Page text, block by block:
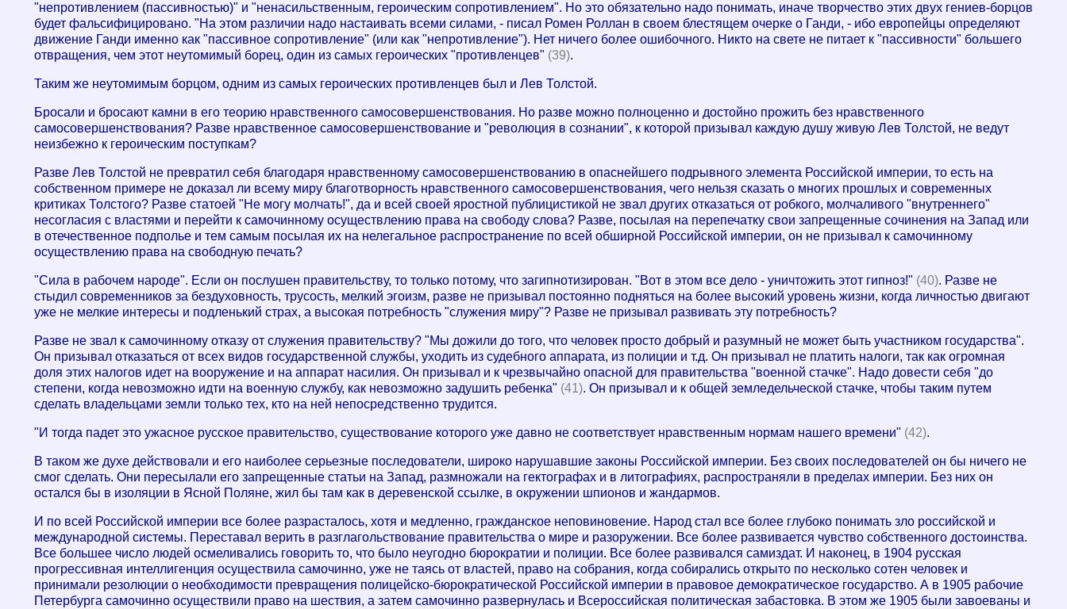
"непротивлением (пассивностью)" и "ненасильственным, героическим сопротивлением". Но это обязательно надо понимать, иначе творчество этих двух гениев-борцов
будет фальсифицировано. "На этом различии надо настаивать всеми силами, - писал Ромен Роллан в своем блестящем очерке о Ганди, - ибо европейцы определяют
движение Ганди именно как "пассивное сопротивление" (или как "непротивление"). Нет ничего более ошибочного. Никто на свете не питает к "пассивности" большего
отвращения, чем этот неутомимый борец, один из самых героических "противленцев" (39).
Таким же неутомимым борцом, одним из самых героических противленцев был и Лев Толстой.
Бросали и бросают камни в его теорию нравственного самосовершенствования. Но разве можно полноценно и достойно прожить без нравственного
самосовершенствования? Разве нравственное самосовершенствование и "революция в сознании", к которой призывал каждую душу живую Лев Толстой, не ведут
неизбежно к героическим поступкам?
Разве Лев Толстой не превратил себя благодаря нравственному самосовершенствованию в опаснейшего подрывного элемента Российской империи, то есть на
собственном примере не доказал ли всему миру благотворность нравственного самосовершенствования, чего нельзя сказать о многих прошлых и современных
критиках Толстого? Разве статоей "Не могу молчать!", да и всей своей яростной публицистикой не звал других отказаться от робкого, молчаливого "внутреннего"
несогласия с властями и перейти к самочинному осуществлению права на свободу слова? Разве, посылая на перепечатку свои запрещенные сочинения на Запад или
в отечественное подполье и тем самым посылая их на нелегальное распространение по всей обширной Российской империи, он не призывал к самочинному
осуществлению права на свободную печать?
"Сила в рабочем народе". Если он послушен правительству, то только потому, что загипнотизирован. "Вот в этом все дело - уничтожить этот гипноз!" (40). Разве не
стыдил современников за бездуховность, трусость, мелкий эгоизм, разве не призывал постоянно подняться на более высокий уровень жизни, когда личностью двигают
уже не мелкие интересы и подленький страх, а высокая потребность "служения миру"? Разве не призывал развивать эту потребность?
Разве не звал к самочинному отказу от служения правительству? "Мы дожили до того, что человек просто добрый и разумный не может быть участником государства".
Он призывал отказаться от всех видов государственной службы, уходить из судебного аппарата, из полиции и т.д. Он призывал не платить налоги, так как огромная
доля этих налогов идет на вооружение и на аппарат насилия. Он призывал и к чрезвычайно опасной для правительства "военной стачке". Надо довести себя "до
степени, когда невозможно идти на военную службу, как невозможно задушить ребенка" (41). Он призывал и к общей земледельческой стачке, чтобы таким путем
сделать владельцами земли только тех, кто на ней непосредственно трудится.
"И тогда падет это ужасное русское правительство, существование которого уже давно не соответствует нравственным нормам нашего времени" (42).
В таком же духе действовали и его наиболее серьезные последователи, широко нарушавшие законы Российской империи. Без своих последователей он бы ничего не
смог сделать. Они пересылали его запрещенные статьи на Запад, размножали на гектографах и в литографиях, распространяли в пределах империи. Без них он
остался бы в изоляции в Ясной Поляне, жил бы там как в деревенской ссылке, в окружении шпионов и жандармов.
И по всей Российской империи все более разрасталось, хотя и медленно, гражданское неповиновение. Народ стал все более глубоко понимать зло российской и
международной системы. Переставал верить в разглагольствование правительства о мире и разоружении. Все более развивается чувство собственного достоинства.
Все большее число людей осмеливались говорить то, что было неугодно бюрократии и полиции. Все более развивался самиздат. И наконец, в 1904 русская
прогрессивная интеллигенция осуществила самочинно, уже не таясь от властей, право на собрания, когда собирались открыто по несколько сотен человек и
принимали резолюции о необходимости превращения полицейско-бюрократической Российской империи в правовое демократическое государство. А в 1905 рабочие
Петербурга самочинно осуществили право на шествия, а затем самочинно развернулась и Всероссийская политическая забастовка. В этом же 1905 были завоеваны и